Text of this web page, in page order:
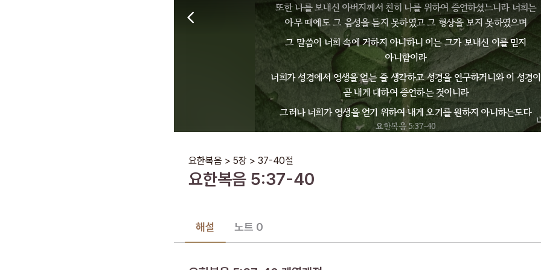
또한 나를 보내신 아버지께서 친히 나를 위하여 증언하셨느니라 너희는
아무 때에도 그 음성을 듣지 못하였고 그 형상을 보지 못하였으며
그 말씀이 너희 속에 거하지 아니하니 이는 그가 보내신 이를 믿지
아니함이라
너희가 성경에서 영생을 얻는 줄 생각하고 성경을 연구하거니와 이 성경이
곧 내게 대하여 증언하는 것이니라
그러나 너희가 영생을 얻기 위하여 내게 오기를 원하지 아니하는도다
요한복음 5:37-40
요한복음 > 5장 > 37-40절
요한복음 5:37-40
해설 노트 0